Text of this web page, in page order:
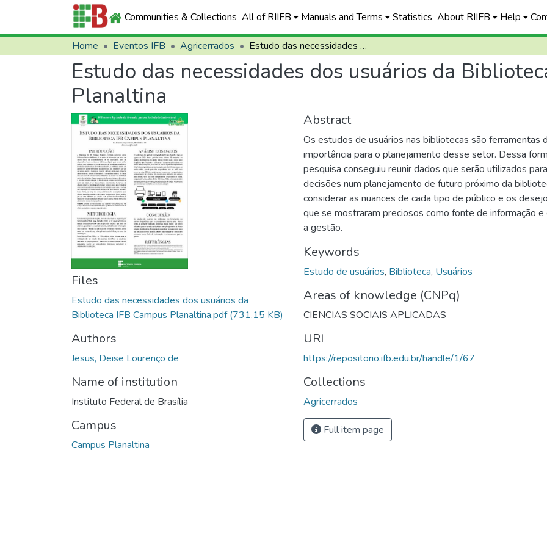
Communities & Collections All of RIIFB Manuals and Terms Statistics About RIIFB Help
Home Eventos IFB Agricerrados Estudo das necessidades dos usuários da Biblioteca IFB Campus Planaltina
Estudo das necessidades dos usuários da
Planaltina
Files
Estudo das necessidades dos usuários da
Biblioteca IFB Campus Planaltina.pdf(731.15 KB)
Authors
Jesus, Deise Lourenço de
Name of institution
Instituto Federal de Brasília
Campus
Campus Planaltina
Abstract
Os estudos de usuários nas bibliotecas são ferramentas
importância para o planejamento desse setor. Dessa
pesquisa conseguiu reunir dados que serão utilizados
decisões num planejamento de futuro próximo da
considerar as nuances de cada tipo de público e os
que se mostraram preciosos como fonte de informação
a gestão.
Keywords
Estudo de usuários, Biblioteca, Usuários
Areas of knowledge (CNPq)
CIENCIAS SOCIAIS APLICADAS
URI
https://repositorio.ifb.edu.br/handle/1/67
Collections
Agricerrados
Full item page